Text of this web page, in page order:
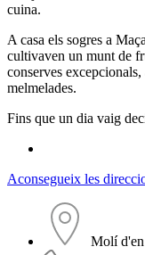
cuina.
A casa els sogres a
cultivaven un munt de
conserves
melmelades.
Fins que un dia vaig
Aconsegueix les
Molí d'en